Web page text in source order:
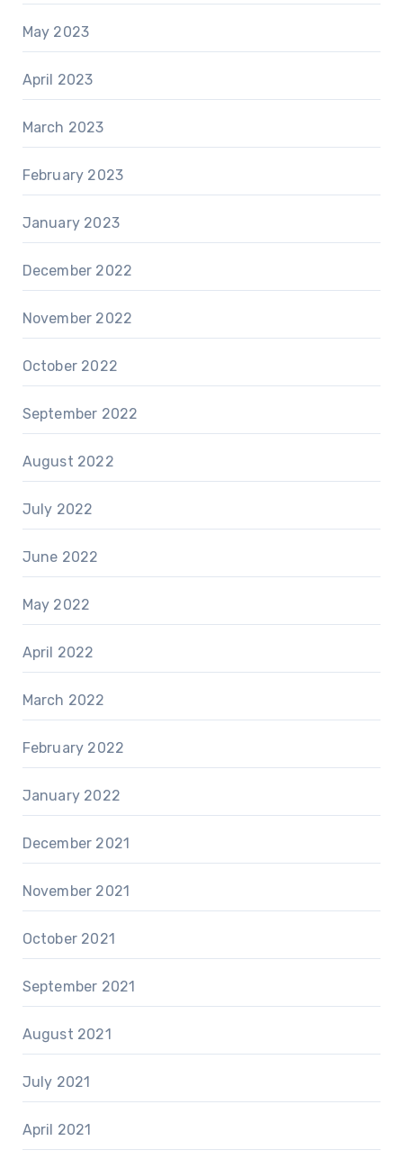
May 2023
April 2023
March 2023
February 2023
January 2023
December 2022
November 2022
October 2022
September 2022
August 2022
July 2022
June 2022
May 2022
April 2022
March 2022
February 2022
January 2022
December 2021
November 2021
October 2021
September 2021
August 2021
July 2021
April 2021